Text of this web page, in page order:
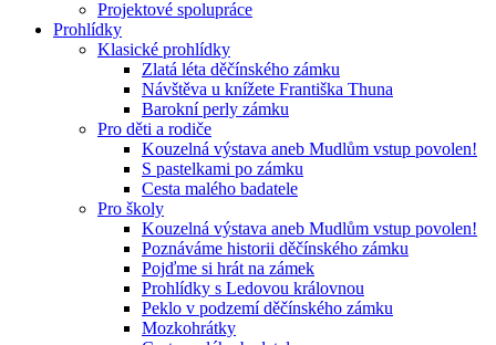
Projektové spolupráce
Prohlídky
Klasické prohlídky
Zlatá léta děčínského zámku
Návštěva u knížete Františka Thuna
Barokní perly zámku
Pro děti a rodiče
Kouzelná výstava aneb Mudlům vstup povolen!
S pastelkami po zámku
Cesta malého badatele
Pro školy
Kouzelná výstava aneb Mudlům vstup povolen!
Poznáváme historii děčínského zámku
Pojďme si hrát na zámek
Prohlídky s Ledovou královnou
Peklo v podzemí děčínského zámku
Mozkohrátky